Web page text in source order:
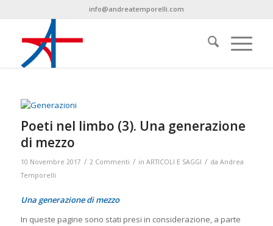
info@andreatemporelli.com
Poeti nel limbo (3). Una generazione
di mezzo
10 Novembre 2017 / 2 Commenti / in ARTICOLI E SAGGI / da Andrea
Temporelli
Una generazione di mezzo
In queste pagine sono stati presi in considerazione, a parte